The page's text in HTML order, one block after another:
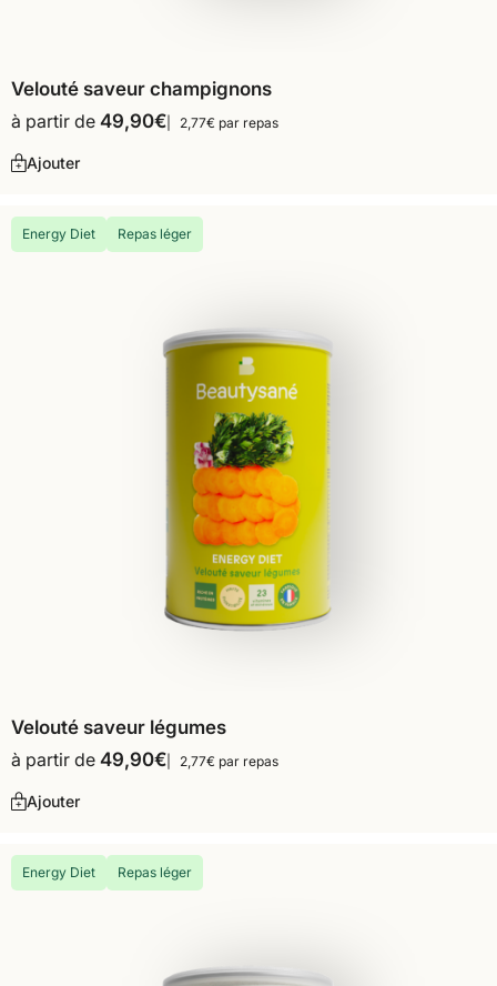
Velouté saveur champignons
à partir de 49,90€ 2,77€ par repas
Ajouter
Energy Diet Repas léger
Velouté saveur légumes
à partir de 49,90€ 2,77€ par repas
Ajouter
Energy Diet Repas léger